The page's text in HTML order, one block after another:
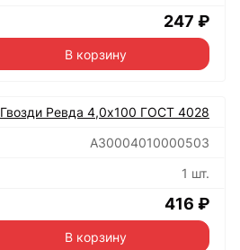
247 ₽
В корзину
Гвозди Ревда 4,0х100 ГОСТ 4028
А30004010000503
1 шт.
416 ₽
В корзину